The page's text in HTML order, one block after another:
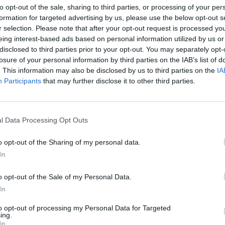
opt-out of the sale, sharing to third parties, or processing of your
for targeted advertising by us, please use the below opt-out
selection. Please note that after your opt-out request is processed
interest-based ads based on personal information utilized by us
to third parties prior to your opt-out. You may separately
of your personal information by third parties on the IAB’s list of
This information may also be disclosed by us to third parties on the
Participants that may further disclose it to other third parties.
Data Processing Opt Outs
opt-out of the Sharing of my personal data.
opt-out of the Sale of my Personal Data.
opt-out of processing my Personal Data for Targeted
Valdas Benkunskas
liko
Plinta audros vaizdai iš visos Lietuvos: